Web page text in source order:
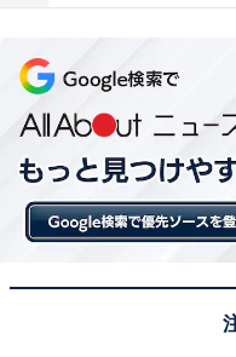
回答者からは、「最初
撃でした」（福岡県／
てきていた印象。また
川県／10代女性）、「
性）などのコメントが
※回答者のコメントは原
長年にわたってテレビ